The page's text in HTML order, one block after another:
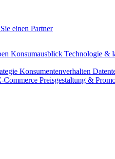
einen Partner
Konsumausblick Technologie &
Konsumentenverhalten
Preisgestaltung &